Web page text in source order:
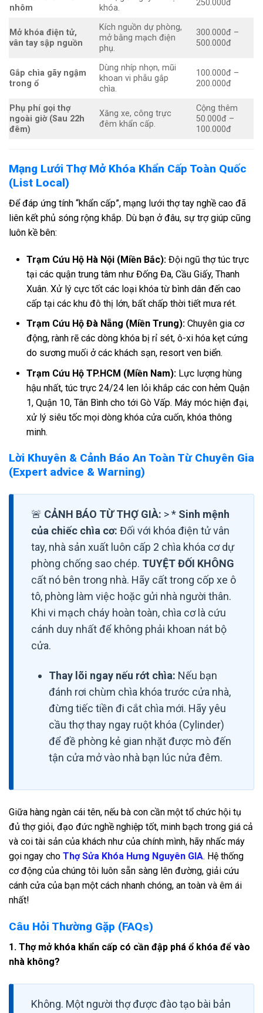
nhôm
khóa.
250.000đ
Mở khóa điện tử,
vân tay sập nguồn
Kích nguồn dự phòng,
mở bằng mạch điện
phụ.
300.000đ –
500.000đ
Gắp chìa gãy ngậm
trong ổ
Dùng nhíp nhọn, mũi
khoan vi phẫu gắp
chìa.
100.000đ –
200.000đ
Phụ phí gọi thợ
ngoài giờ (Sau 22h
đêm)
Xăng xe, công trực
đêm khẩn cấp.
Cộng thêm
50.000đ –
100.000đ
Mạng Lưới Thợ Mở Khóa Khẩn Cấp Toàn Quốc
(List Local)
Để đáp ứng tính “khẩn cấp”, mạng lưới thợ tay nghề cao đã
liên kết phủ sóng rộng khắp. Dù bạn ở đâu, sự trợ giúp cũng
luôn kề bên:
Trạm Cứu Hộ Hà Nội (Miền Bắc): Đội ngũ thợ túc trực
tại các quận trung tâm như Đống Đa, Cầu Giấy, Thanh
Xuân. Xử lý cực tốt các loại khóa từ bình dân đến cao
cấp tại các khu đô thị lớn, bất chấp thời tiết mưa rét.
Trạm Cứu Hộ Đà Nẵng (Miền Trung): Chuyên gia cơ
động, rành rẽ các dòng khóa bị rỉ sét, ô-xi hóa kẹt cứng
do sương muối ở các khách sạn, resort ven biển.
Trạm Cứu Hộ TP.HCM (Miền Nam): Lực lượng hùng
hậu nhất, túc trực 24/24 len lỏi khắp các con hẻm Quận
1, Quận 10, Tân Bình cho tới Gò Vấp. Máy móc hiện đại,
xử lý siêu tốc mọi dòng khóa cửa cuốn, khóa thông
minh.
Lời Khuyên & Cảnh Báo An Toàn Từ Chuyên Gia
(Expert advice & Warning)
🚨 CẢNH BÁO TỪ THỢ GIÀ: > * Sinh mệnh
của chiếc chìa cơ: Đối với khóa điện tử vân
tay, nhà sản xuất luôn cấp 2 chìa khóa cơ dự
phòng chống sao chép. TUYỆT ĐỐI KHÔNG
cất nó bên trong nhà. Hãy cất trong cốp xe ô
tô, phòng làm việc hoặc gửi nhà người thân.
Khi vi mạch cháy hoàn toàn, chìa cơ là cứu
cánh duy nhất để không phải khoan nát bộ
cửa.
Thay lõi ngay nếu rớt chìa: Nếu bạn
đánh rơi chùm chìa khóa trước cửa nhà,
đừng tiếc tiền đi cắt chìa mới. Hãy yêu
cầu thợ thay ngay ruột khóa (Cylinder)
để đề phòng kẻ gian nhặt được mò đến
tận cửa mở vào nhà bạn lúc nửa đêm.
Giữa hàng ngàn cái tên, nếu bà con cần một tổ chức hội tụ
đủ thợ giỏi, đạo đức nghề nghiệp tốt, minh bạch trong giá cả
và coi tài sản của khách như của chính mình, hãy nhấc máy
gọi ngay cho Thợ Sửa Khóa Hưng Nguyên GIA. Hệ thống
cơ động của chúng tôi luôn sẵn sàng lên đường, giải cứu
cánh cửa của bạn một cách nhanh chóng, an toàn và êm ái
nhất!
Câu Hỏi Thường Gặp (FAQs)
1. Thợ mở khóa khẩn cấp có cần đập phá ổ khóa để vào
nhà không?
Không. Một người thợ được đào tạo bài bản